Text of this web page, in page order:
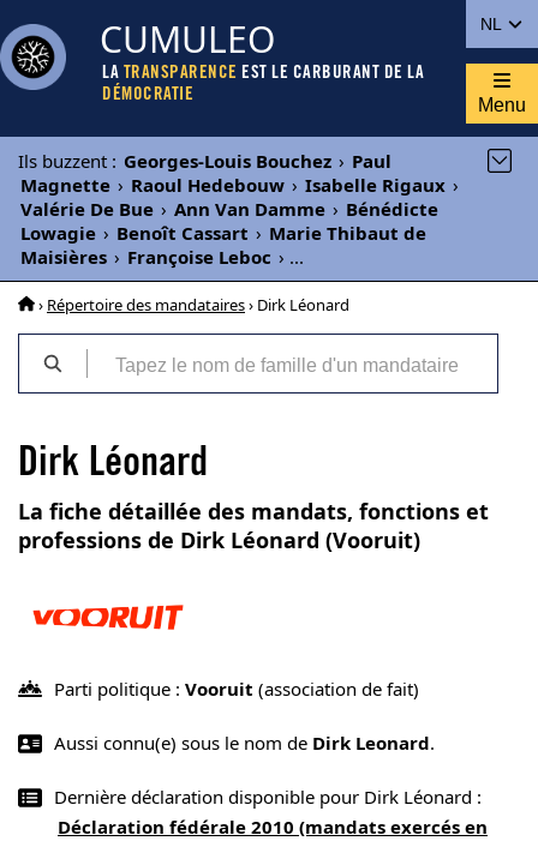
NL
CUMULEO
LA TRANSPARENCE EST LE CARBURANT DE LA
DÉMOCRATIE
Menu
Ils buzzent : Georges-Louis Bouchez › Paul
Magnette › Raoul Hedebouw › Isabelle Rigaux ›
Valérie De Bue › Ann Van Damme › Bénédicte
Lowagie › Benoît Cassart › Marie Thibaut de
Maisières › Françoise Leboc › ...
› Répertoire des mandataires› Dirk Léonard
Dirk Léonard
La fiche détaillée des mandats, fonctions et
professions de Dirk Léonard (Vooruit)
Parti politique : Vooruit (association de fait)
Aussi connu(e) sous le nom de Dirk Leonard.
Dernière déclaration disponible pour Dirk Léonard :
Déclaration fédérale 2010 (mandats exercés en